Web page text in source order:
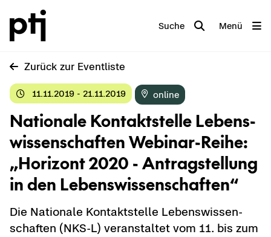
Suche Menü
Zu­rück zur Event­lis­te
11.11.2019 - 21.11.2019 on­line
Na­tio­na­le Kon­takt­stel­le Le­bens­
wis­sen­schaf­ten Webinar-​Reihe:
„Ho­ri­zont 2020 - An­trag­stel­lung
in den Le­bens­wis­sen­schaf­ten“
Die Na­tio­na­le Kon­takt­stel­le Le­bens­wis­sen­
schaf­ten (NKS-L) ver­an­stal­tet vom 11. bis zum